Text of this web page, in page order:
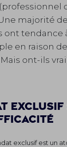
majorité de
ont tendance
en raison
Mais ont-ils
exclusif
exclusif est un